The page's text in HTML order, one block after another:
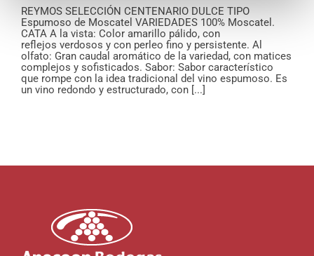
REYMOS SELECCIÓN CENTENARIO DULCE TIPO
Espumoso de Moscatel VARIEDADES 100% Moscatel.
CATA A la vista: Color amarillo pálido, con
reflejos verdosos y con perleo fino y persistente. Al
olfato: Gran caudal aromático de la variedad, con matices
complejos y sofisticados. Sabor: Sabor característico
que rompe con la idea tradicional del vino espumoso. Es
un vino redondo y estructurado, con [...]